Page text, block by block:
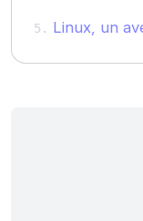
Linux, un